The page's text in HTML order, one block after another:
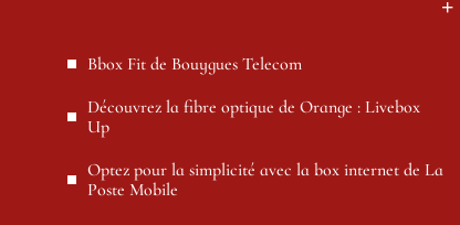
Bbox Fit de Bouygues Telecom
Découvrez la fibre optique de Orange : Livebox
Up
Optez pour la simplicité avec la box internet de La
Poste Mobile